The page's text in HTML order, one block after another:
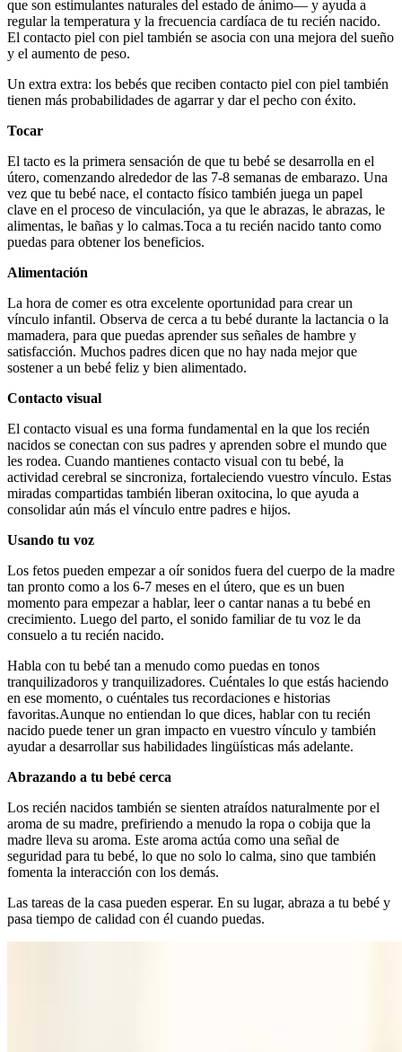
que son estimulantes naturales del estado de ánimo— y ayuda a
regular la temperatura y la frecuencia cardíaca de tu recién nacido.
El contacto piel con piel también se asocia con una mejora del sueño
y el aumento de peso.
Un extra extra: los bebés que reciben contacto piel con piel también
tienen más probabilidades de agarrar y dar el pecho con éxito.
Tocar
El tacto es la primera sensación de que tu bebé se desarrolla en el
útero, comenzando alrededor de las 7-8 semanas de embarazo. Una
vez que tu bebé nace, el contacto físico también juega un papel
clave en el proceso de vinculación, ya que le abrazas, le abrazas, le
alimentas, le bañas y lo calmas.Toca a tu recién nacido tanto como
puedas para obtener los beneficios.
Alimentación
La hora de comer es otra excelente oportunidad para crear un
vínculo infantil. Observa de cerca a tu bebé durante la lactancia o la
mamadera, para que puedas aprender sus señales de hambre y
satisfacción. Muchos padres dicen que no hay nada mejor que
sostener a un bebé feliz y bien alimentado.
Contacto visual
El contacto visual es una forma fundamental en la que los recién
nacidos se conectan con sus padres y aprenden sobre el mundo que
les rodea. Cuando mantienes contacto visual con tu bebé, la
actividad cerebral se sincroniza, fortaleciendo vuestro vínculo. Estas
miradas compartidas también liberan oxitocina, lo que ayuda a
consolidar aún más el vínculo entre padres e hijos.
Usando tu voz
Los fetos pueden empezar a oír sonidos fuera del cuerpo de la madre
tan pronto como a los 6-7 meses en el útero, que es un buen
momento para empezar a hablar, leer o cantar nanas a tu bebé en
crecimiento. Luego del parto, el sonido familiar de tu voz le da
consuelo a tu recién nacido.
Habla con tu bebé tan a menudo como puedas en tonos
tranquilizadoros y tranquilizadores. Cuéntales lo que estás haciendo
en ese momento, o cuéntales tus recordaciones e historias
favoritas.Aunque no entiendan lo que dices, hablar con tu recién
nacido puede tener un gran impacto en vuestro vínculo y también
ayudar a desarrollar sus habilidades lingüísticas más adelante.
Abrazando a tu bebé cerca
Los recién nacidos también se sienten atraídos naturalmente por el
aroma de su madre, prefiriendo a menudo la ropa o cobija que la
madre lleva su aroma. Este aroma actúa como una señal de
seguridad para tu bebé, lo que no solo lo calma, sino que también
fomenta la interacción con los demás.
Las tareas de la casa pueden esperar. En su lugar, abraza a tu bebé y
pasa tiempo de calidad con él cuando puedas.